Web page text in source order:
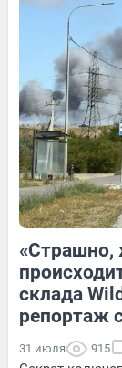
Обсудить
3
«Страшно,
склада
репортаж
31 июля 915